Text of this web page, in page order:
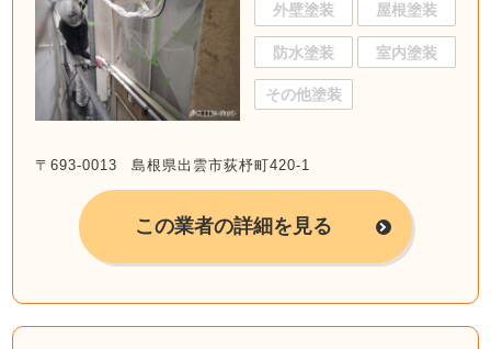
外壁塗装 屋根塗装
防水塗装 室内塗装
その他塗装
〒693-0013 島根県出雲市荻杼町420-1
この業者の詳細を見る